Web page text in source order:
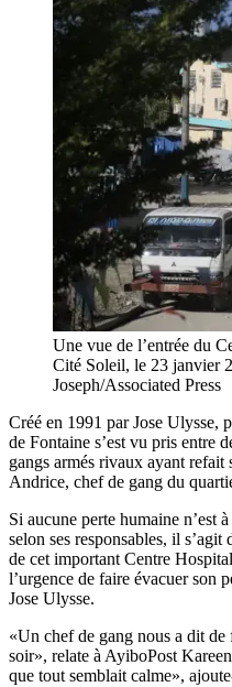
Une vue de l’entrée du
Cité Soleil, le 23 janvier
Joseph/Associated Press
Créé en 1991 par Jose Ulysse,
de Fontaine s’est vu pris entre
gangs armés rivaux ayant refait
Andrice, chef de gang du
Si aucune perte humaine n’est
selon ses responsables, il
de cet important Centre
l’urgence de faire évacuer son
Jose Ulysse.
«Un chef de gang nous a dit de
soir», relate à AyiboPost
que tout semblait calme»,